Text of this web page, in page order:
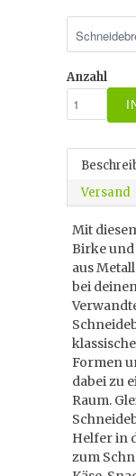
Anzahl
Versand
Mit
Birke
aus
bei
Formen
dabei zu
Raum.
Helfer in
zum